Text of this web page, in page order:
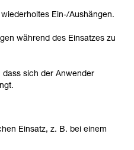
Ein-/Aushängen.
während des Einsatzes zu
dass sich der Anwender
Einsatz, z. B. bei einem